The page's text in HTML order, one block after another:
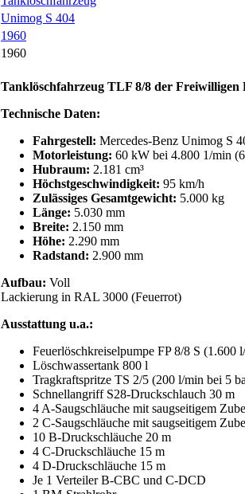
Unimog S 404
1960
1960
Tanklöschfahrzeug TLF 8/8 der Freiwilligen
Technische Daten:
Fahrgestell: Mercedes-Benz Unimog S
Motorleistung: 60 kW bei 4.800 1/min
Hubraum: 2.181 cm³
Höchstgeschwindigkeit: 95 km/h
Zulässiges Gesamtgewicht: 5.000 kg
Länge: 5.030 mm
Breite: 2.150 mm
Höhe: 2.290 mm
Radstand: 2.900 mm
Aufbau: Voll
Lackierung in RAL 3000 (Feuerrot)
Ausstattung u.a.:
Feuerlöschkreiselpumpe FP 8/8 S (1.600
Löschwassertank 800 l
Tragkraftspritze TS 2/5 (200 l/min bei 5
Schnellangriff S28-Druckschlauch 30 m
4 A-Saugschläuche mit saugseitigem
2 C-Saugschläuche mit saugseitigem
10 B-Druckschläuche 20 m
4 C-Druckschläuche 15 m
4 D-Druckschläuche 15 m
Je 1 Verteiler B-CBC und C-DCD